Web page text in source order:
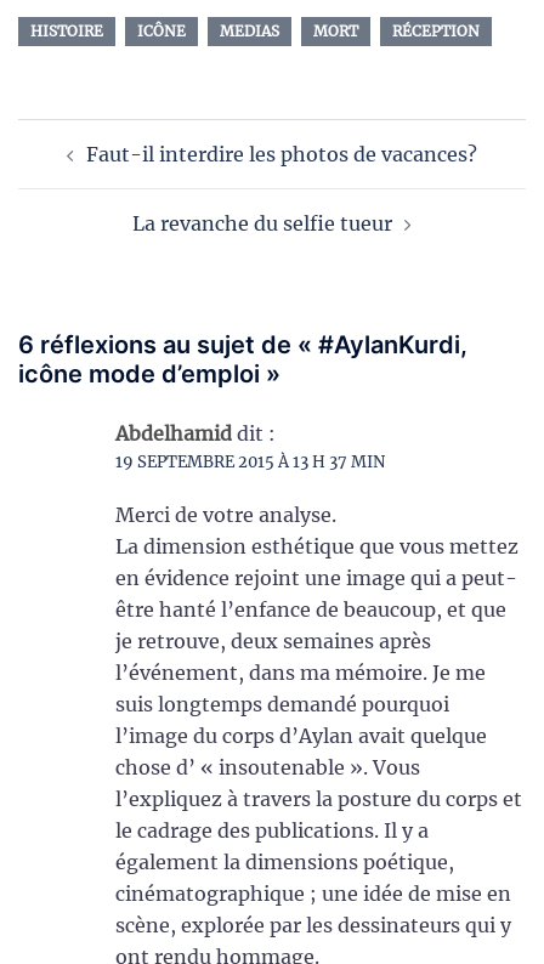
HISTOIRE ICÔNE MEDIAS MORT RÉCEPTION
d’articleFaut-il interdire les photos de vacances?
La revanche du selfie tueur
6 réflexions au sujet de « #AylanKurdi,
icône mode d’emploi »
Abdelhamid dit :
19 SEPTEMBRE 2015 À 13 H 37 MIN
Merci de votre analyse.
La dimension esthétique que vous mettez
en évidence rejoint une image qui a peut-
être hanté l’enfance de beaucoup, et que
je retrouve, deux semaines après
l’événement, dans ma mémoire. Je me
suis longtemps demandé pourquoi
l’image du corps d’Aylan avait quelque
chose d’ « insoutenable ». Vous
l’expliquez à travers la posture du corps et
le cadrage des publications. Il y a
également la dimensions poétique,
cinématographique ; une idée de mise en
scène, explorée par les dessinateurs qui y
ont rendu hommage.